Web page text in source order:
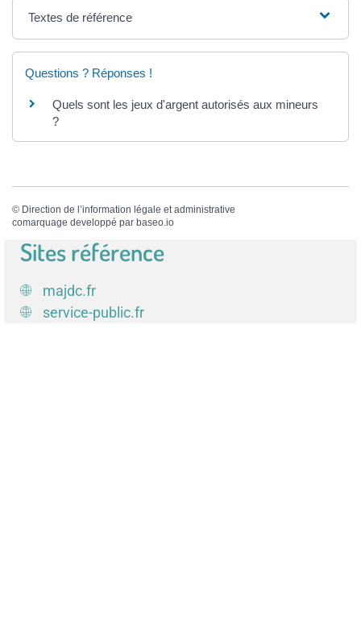
Textes de référence
Questions ? Réponses !
Quels sont les jeux d'argent autorisés aux mineurs
?
© Direction de l’information légale et administrative
comarquage developpé par baseo.io
Sites référence
majdc.fr
service-public.fr